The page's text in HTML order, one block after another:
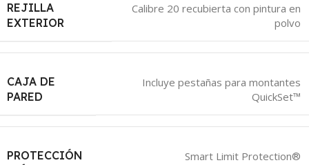
REJILLA
EXTERIOR
Calibre 20 recubierta con pintura en
polvo
CAJA DE
PARED
Incluye pestañas para montantes
QuickSet™
PROTECCIÓN
Smart Limit Protection®